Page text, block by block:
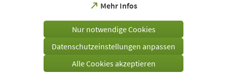
Mehr Infos
(Öffnet
einem
Tab)
Nur notwendige Cookies
Datenschutzeinstellungen anpassen
Alle Cookies akzeptieren